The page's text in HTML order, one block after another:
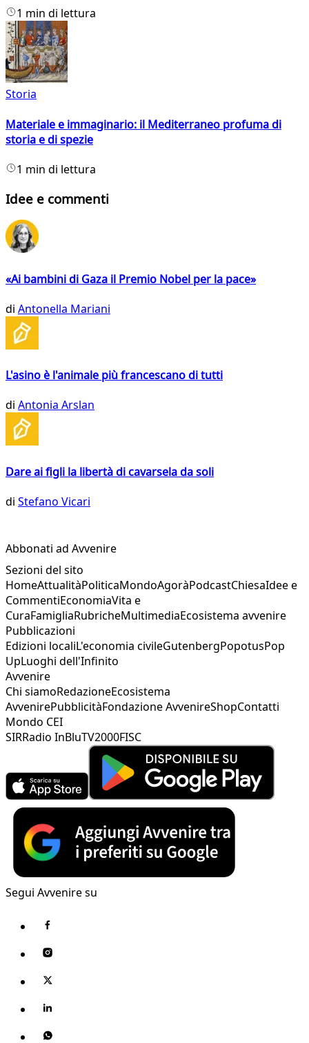
1 min di lettura
Storia
Materiale e immaginario: il Mediterraneo profuma di
storia e di spezie
1 min di lettura
Idee e commenti
«Ai bambini di Gaza il Premio Nobel per la pace»
di Antonella Mariani
L'asino è l'animale più francescano di tutti
di Antonia Arslan
Dare ai figli la libertà di cavarsela da soli
di Stefano Vicari
Abbonati ad Avvenire
Sezioni del sito
HomeAttualitàPoliticaMondoAgoràPodcastChiesaIdee e
CommentiEconomiaVita e
CuraFamigliaRubricheMultimediaEcosistema avvenire
Pubblicazioni
Edizioni localiL'economia civileGutenbergPopotusPop
UpLuoghi dell'Infinito
Avvenire
Chi siamoRedazioneEcosistema
AvvenirePubblicitàFondazione AvvenireShopContatti
Mondo CEI
SIRRadio InBluTV2000FISC
Segui Avvenire su